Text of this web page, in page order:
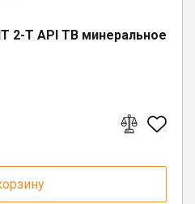
2-Т API TB минеральное
д.